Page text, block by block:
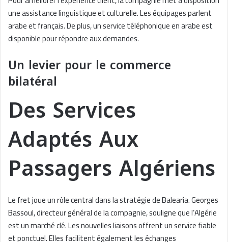
une assistance linguistique et culturelle. Les équipages parlent
arabe et français. De plus, un service téléphonique en arabe est
disponible pour répondre aux demandes.
Un levier pour le commerce
bilatéral
Des Services
Adaptés Aux
Passagers Algériens
Le fret joue un rôle central dans la stratégie de Balearia. Georges
Bassoul, directeur général de la compagnie, souligne que l’Algérie
est un marché clé. Les nouvelles liaisons offrent un service fiable
et ponctuel. Elles facilitent également les échanges